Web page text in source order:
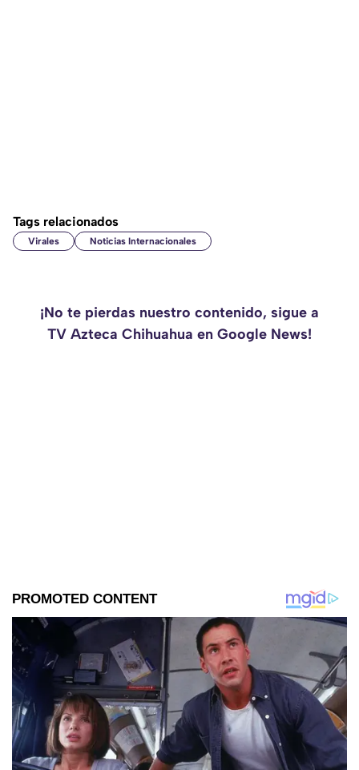
Tags relacionados
Virales Noticias Internacionales
¡No te pierdas nuestro contenido, sigue a
TV Azteca Chihuahua en Google News!